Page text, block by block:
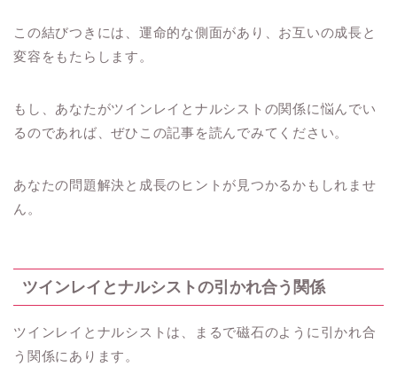
この結びつきには、運命的な側面があり、お互いの成長と
変容をもたらします。
もし、あなたがツインレイとナルシストの関係に悩んでい
るのであれば、ぜひこの記事を読んでみてください。
あなたの問題解決と成長のヒントが見つかるかもしれませ
ん。
ツインレイとナルシストの引かれ合う関係
ツインレイとナルシストは、まるで磁石のように引かれ合
う関係にあります。